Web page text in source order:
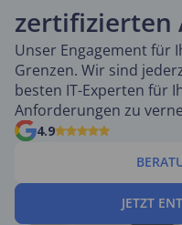
zertifizierten
Unser Engagement für
Grenzen. Wir sind
besten IT-Experten für
Anforderungen zu
4.9
JETZT